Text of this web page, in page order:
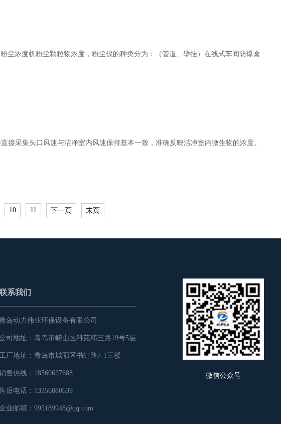
浓度机粉尘颗粒物浓度，粉尘仪的种类分为：（管道、壁挂）在线式车间防爆盒
采集头口风速与洁净室内风速保持基本一致，准确反映洁净室内微生物的浓度。
10 11 下一页 末页
系我们
岛动力伟业环保设备有限公司
司地址：青岛市崂山区科苑纬三路19号5层
厂地址：青岛市城阳区书虹路7-1三楼
售热线：18560627688
后电话：13356880639
业邮箱：995189948@qq.com
微信公众号